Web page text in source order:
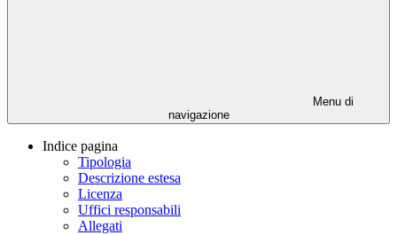
Menu di
navigazione
Indice pagina
Tipologia
Descrizione estesa
Licenza
Uffici responsabili
Allegati